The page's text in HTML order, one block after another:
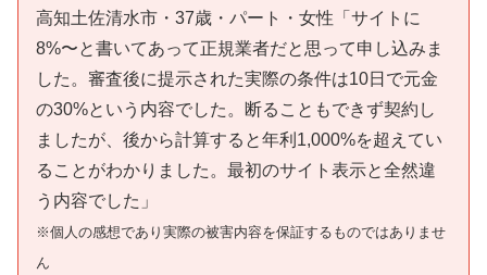
高知土佐清水市・37歳・パート・女性「サイトに
8%〜と書いてあって正規業者だと思って申し込みま
した。審査後に提示された実際の条件は10日で元金
の30%という内容でした。断ることもできず契約し
ましたが、後から計算すると年利1,000%を超えてい
ることがわかりました。最初のサイト表示と全然違
う内容でした」
※個人の感想であり実際の被害内容を保証するものではありませ
ん